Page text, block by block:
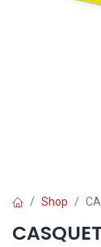
Shop